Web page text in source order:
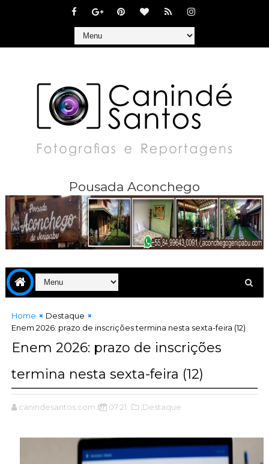
Pousada Aconchego
Home
Destaque
Enem 2026: prazo de inscrições termina nesta sexta-feira (12)
Enem 2026: prazo de inscrições
termina nesta sexta-feira (12)
canindesantos.com.br 07:21 ,Destaque